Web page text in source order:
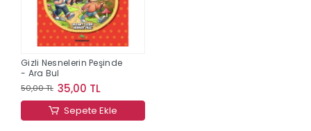
Gizli Nesnelerin Peşinde
- Ara Bul
50,00 TL 35,00 TL
Sepete Ekle